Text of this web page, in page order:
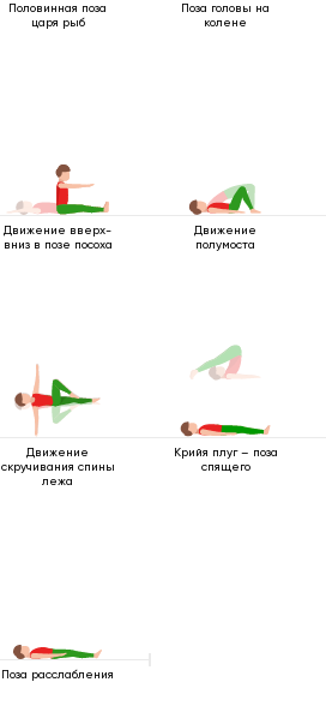
Половинная поза
царя рыб
Поза головы на
колене
Движение вверх-
вниз в позе посоха
Движение
полумоста
Движение
скручивания спины
лежа
Крийя плуг – поза
спящего
Поза расслабления